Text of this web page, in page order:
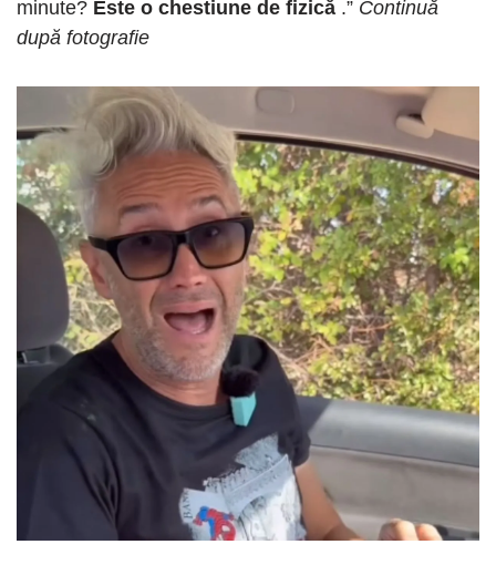
minute? Este o chestiune de fizică .” Continuă
după fotografie